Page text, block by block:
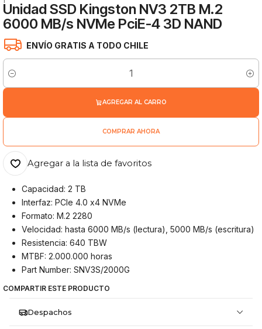
Unidad SSD Kingston NV3 2TB M.2
6000 MB/s NVMe PciE-4 3D NAND
ENVÍO GRATIS A TODO CHILE
Cantidad
AGREGAR AL CARRO
COMPRAR AHORA
Agregar a la lista de favoritos
Capacidad: 2 TB
Interfaz: PCIe 4.0 x4 NVMe
Formato: M.2 2280
Velocidad: hasta 6000 MB/s (lectura), 5000 MB/s (escritura)
Resistencia: 640 TBW
MTBF: 2.000.000 horas
Part Number: SNV3S/2000G
COMPARTIR ESTE PRODUCTO
Despachos